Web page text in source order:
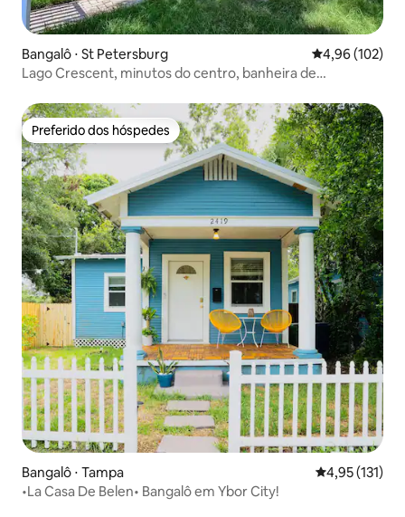
Bangalô ⋅ St Petersburg 4,96 de uma
4,96 (102)
Lago Crescent, minutos do centro, banheira de
Preferido dos hóspedes
Preferido dos hóspedes
Bangalô ⋅ Tampa 4,95 de uma
4,95 (131)
•La Casa De Belen• Bangalô em Ybor City!